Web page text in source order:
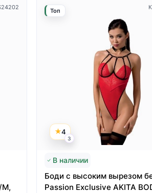
Вибратор-кролик Fun
BI black, 2 независимых
диаметр 4,2 см
3599 грн
4
3
Топ
В наличии
Боди с высоким вырезом
Passion Exclusive AKITA